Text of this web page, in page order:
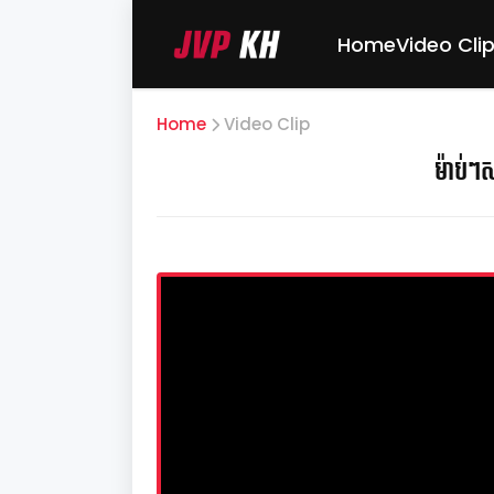
HomeVideo Clip
Home Video Clip
ម៉ាប់ៗ